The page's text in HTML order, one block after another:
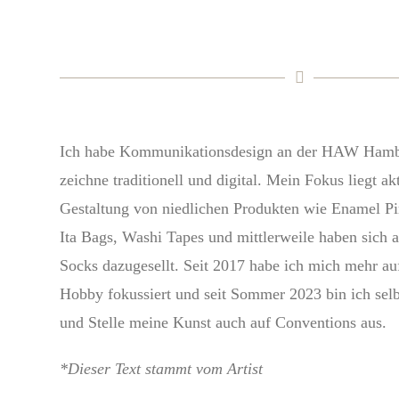
Ich habe Kommunikationsdesign an der HAW
zeichne traditionell und digital. Mein Fokus liegt
Gestaltung von niedlichen Produkten wie Enamel
Ita Bags, Washi Tapes und mittlerweile haben sich
Socks dazugesellt. Seit 2017 habe ich mich mehr
Hobby fokussiert und seit Sommer 2023 bin ich
und Stelle meine Kunst auch auf Conventions aus.
*Dieser Text stammt vom Artist